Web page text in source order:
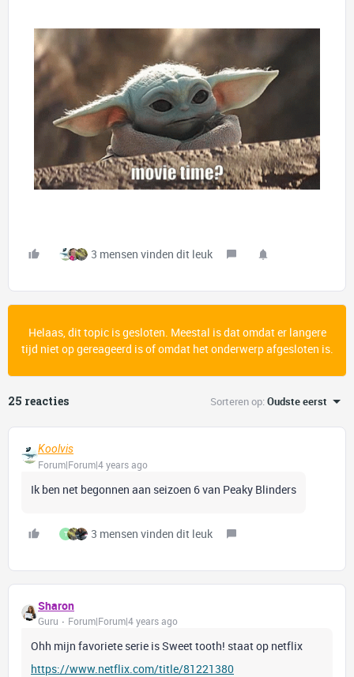
3 mensen vinden dit leuk
Helaas, dit topic is gesloten. Meestal is dat omdat er langere
tijd niet op gereageerd is of omdat het onderwerp afgesloten is.
25 reacties Sorteren op:Oudste eerst
Koolvis
Forum|Forum|4 years ago
Ik ben net begonnen aan seizoen 6 van Peaky Blinders
T 3 mensen vinden dit leuk
Sharon
Guru Forum|Forum|4 years ago
Ohh mijn favoriete serie is Sweet tooth! staat op netflix
https://www.netflix.com/title/81221380